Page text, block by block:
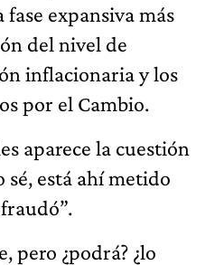
expansiva más
del nivel de
inflacionaria y los
por el Cambio.
aparece la cuestión
sé, está ahí metido
pero ¿podrá? ¿lo